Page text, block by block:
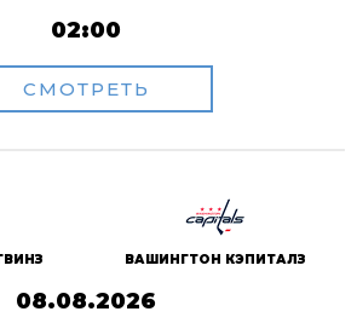
02:00
СМОТРЕТЬ
ВАШИНГТОН КЭПИТАЛЗ
08.08.2026